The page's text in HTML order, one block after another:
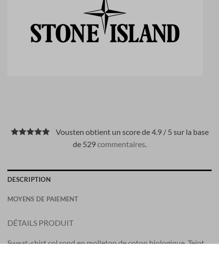
Vousten obtient un score de 4.9 / 5 sur la base
de 529commentaires.
DESCRIPTION
MOYENS DE PAIEMENT
DÉTAILS PRODUIT
Sweat-shirt col rond en molleton de coton biologique. Teint